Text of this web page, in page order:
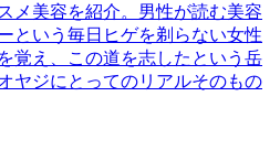
メ美容を紹介。男性が読む美容
という毎日ヒゲを剃らない女性
覚え、この道を志したという岳
ヤジにとってのリアルそのもの